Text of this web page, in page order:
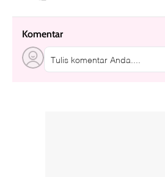
Komentar
Tulis komentar Anda....